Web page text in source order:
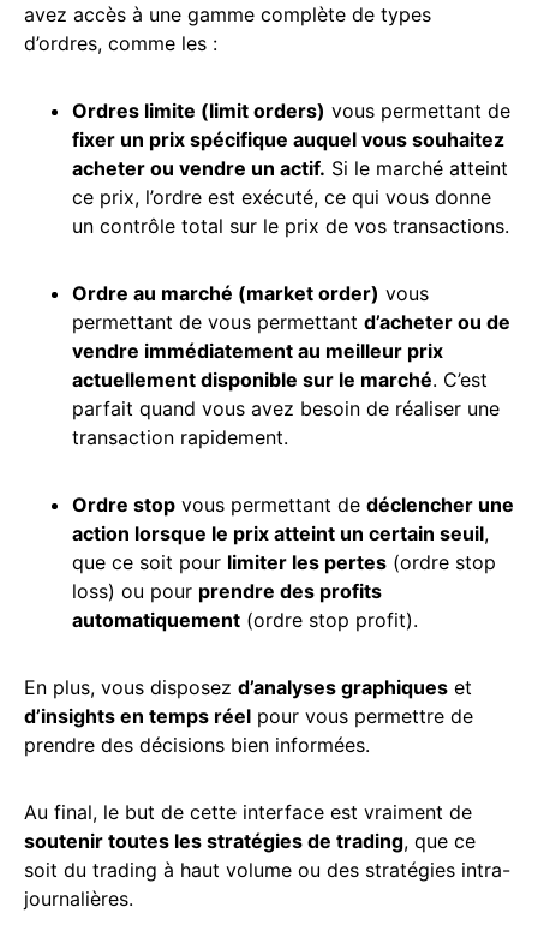
avez accès à une gamme complète de types
d’ordres, comme les :
Ordres limite (limit orders) vous permettant de
fixer un prix spécifique auquel vous souhaitez
acheter ou vendre un actif. Si le marché atteint
ce prix, l’ordre est exécuté, ce qui vous donne
un contrôle total sur le prix de vos transactions.
Ordre au marché (market order) vous
permettant de vous permettant d’acheter ou de
vendre immédiatement au meilleur prix
actuellement disponible sur le marché. C’est
parfait quand vous avez besoin de réaliser une
transaction rapidement.
Ordre stop vous permettant de déclencher une
action lorsque le prix atteint un certain seuil,
que ce soit pour limiter les pertes (ordre stop
loss) ou pour prendre des profits
automatiquement (ordre stop profit).
En plus, vous disposez d’analyses graphiques et
d’insights en temps réel pour vous permettre de
prendre des décisions bien informées.
Au final, le but de cette interface est vraiment de
soutenir toutes les stratégies de trading, que ce
soit du trading à haut volume ou des stratégies intra-
journalières.